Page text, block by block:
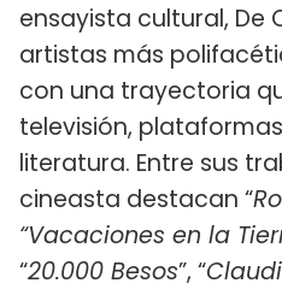
ensayista cultural, De
artistas más
con una trayectoria
televisión,
literatura. Entre sus
cineasta destacan “
“Vacaciones en la
“20.000 Besos”, “